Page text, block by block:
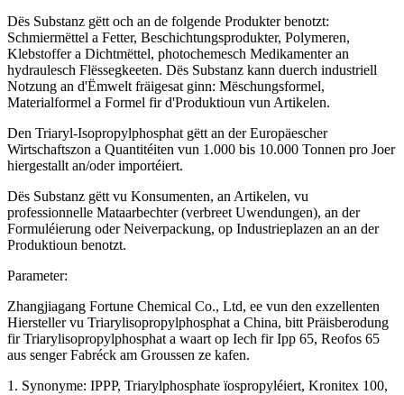
Dës Substanz gëtt och an de folgende Produkter benotzt:
Schmiermëttel a Fetter, Beschichtungsprodukter, Polymeren,
Klebstoffer a Dichtmëttel, photochemesch Medikamenter an
hydraulesch Flëssegkeeten. Dës Substanz kann duerch industriell
Notzung an d'Ëmwelt fräigesat ginn: Mëschungsformel,
Materialformel a Formel fir d'Produktioun vun Artikelen.
Den Triaryl-Isopropylphosphat gëtt an der Europäescher
Wirtschaftszon a Quantitéiten vun 1.000 bis 10.000 Tonnen pro Joer
hiergestallt an/oder importéiert.
Dës Substanz gëtt vu Konsumenten, an Artikelen, vu
professionnelle Mataarbechter (verbreet Uwendungen), an der
Formuléierung oder Neiverpackung, op Industrieplazen an an der
Produktioun benotzt.
Parameter:
Zhangjiagang Fortune Chemical Co., Ltd, ee vun den exzellenten
Hiersteller vu Triarylisopropylphosphat a China, bitt Präisberodung
fir Triarylisopropylphosphat a waart op Iech fir Ipp 65, Reofos 65
aus senger Fabréck am Groussen ze kafen.
1. Synonyme: IPPP, Triarylphosphate ïospropyléiert, Kronitex 100,